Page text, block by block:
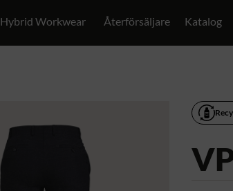
Hybrid Workwear Återförsäljare Katalog